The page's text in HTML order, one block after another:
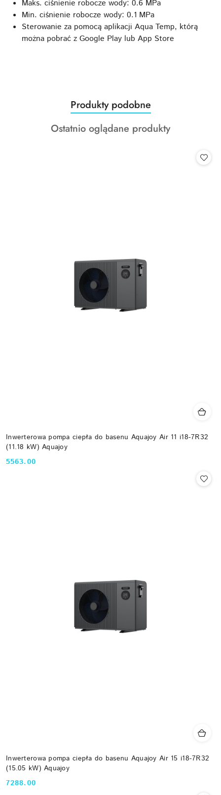
Maks. ciśnienie robocze wody: 0.6 MPa
Min. ciśnienie robocze wody: 0.1 MPa
Sterowanie za pomocą aplikacji Aqua Temp, którą
można pobrać z Google Play lub App Store
Pomiń karuzelę produktów
Produkty
o
statusie:
Produkty podobne
Produkty
Ostatnio oglądane produkty
Inwerterowa pompa ciepła do basenu Aquajoy Air 11 i18-7R32
(11.18 kW) Aquajoy
Cena:
5563.00
Inwerterowa pompa ciepła do basenu Aquajoy Air 15 i18-7R32
(15.05 kW) Aquajoy
Cena:
7288.00